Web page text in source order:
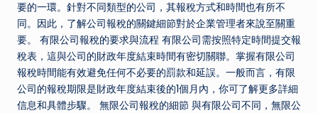
要的一環。針對不同類型的公司，其報稅方式和時間也有所不
同。因此，了解公司報稅的關鍵細節對於企業管理者來說至關重
要。 有限公司報稅的要求與流程 有限公司需按照特定時間提交報
稅表，這與公司的財政年度結束時間有密切關聯。掌握有限公司
報稅時間能有效避免任何不必要的罰款和延誤。一般而言，有限
公司的報稅期限是財政年度結束後的1個月內，你可了解更多詳細
信息和具體步驟。 無限公司報稅的細節 與有限公司不同，無限公